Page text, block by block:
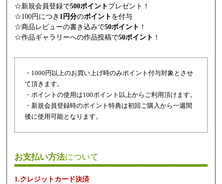
☆新規会員登録で500ポイント プレゼント！
☆100円につき 1円分のポイント を付与
☆商品レビューの書き込みで50ポイント ！
☆作品ギャラリーへの作品投稿で50ポイント ！
・1000円以上のお買い上げ時のみポイント付与対象とさせ
て頂きます。
・ポイントの使用は100ポイント以上からご利用頂けます。
・新規会員登録時のポイント特典は初回ご購入から一週間
後に使用可能となります。
お支払い方法について
1.クレジットカード決済